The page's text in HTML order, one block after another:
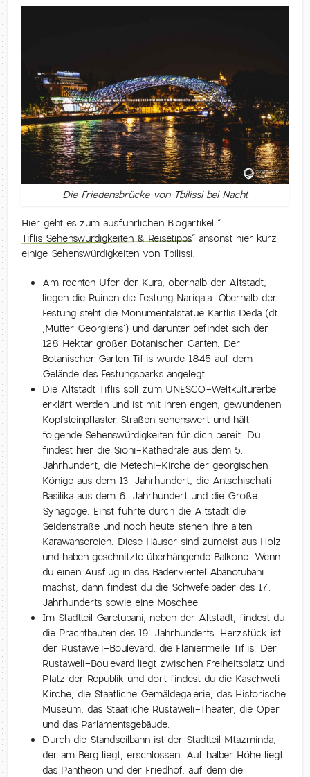
Die Friedensbrücke von Tbilissi bei Nacht
Hier geht es zum ausführlichen Blogartikel “
Tiflis Sehenswürdigkeiten & Reisetipps” ansonst hier kurz
einige Sehenswürdigkeiten von Tbilissi:
Am rechten Ufer der Kura, oberhalb der Altstadt,
liegen die Ruinen die Festung Nariqala. Oberhalb der
Festung steht die Monumentalstatue Kartlis Deda (dt.
‚Mutter Georgiens‘) und darunter befindet sich der
128 Hektar großer Botanischer Garten. Der
Botanischer Garten Tiflis wurde 1845 auf dem
Gelände des Festungsparks angelegt.
Die Altstadt Tiflis soll zum UNESCO-Weltkulturerbe
erklärt werden und ist mit ihren engen, gewundenen
Kopfsteinpflaster Straßen sehenswert und hält
folgende Sehenswürdigkeiten für dich bereit. Du
findest hier die Sioni-Kathedrale aus dem 5.
Jahrhundert, die Metechi-Kirche der georgischen
Könige aus dem 13. Jahrhundert, die Antschischati-
Basilika aus dem 6. Jahrhundert und die Große
Synagoge. Einst führte durch die Altstadt die
Seidenstraße und noch heute stehen ihre alten
Karawansereien. Diese Häuser sind zumeist aus Holz
und haben geschnitzte überhängende Balkone. Wenn
du einen Ausflug in das Bäderviertel Abanotubani
machst, dann findest du die Schwefelbäder des 17.
Jahrhunderts sowie eine Moschee.
Im Stadtteil Garetubani, neben der Altstadt, findest du
die Prachtbauten des 19. Jahrhunderts. Herzstück ist
der Rustaweli-Boulevard, die Flaniermeile Tiflis. Der
Rustaweli-Boulevard liegt zwischen Freiheitsplatz und
Platz der Republik und dort findest du die Kaschweti-
Kirche, die Staatliche Gemäldegalerie, das Historische
Museum, das Staatliche Rustaweli-Theater, die Oper
und das Parlamentsgebäude.
Durch die Standseilbahn ist der Stadtteil Mtazminda,
der am Berg liegt, erschlossen. Auf halber Höhe liegt
das Pantheon und der Friedhof, auf dem die